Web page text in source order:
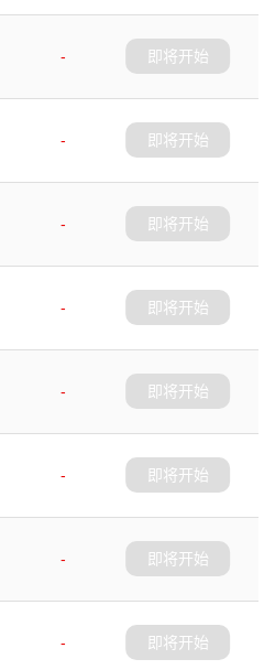
-
即将开始
-
即将开始
-
即将开始
-
即将开始
-
即将开始
-
即将开始
-
即将开始
-
即将开始